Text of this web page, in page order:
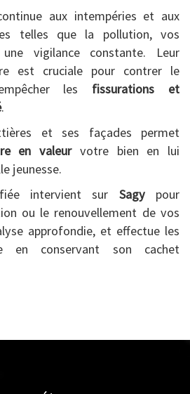
aux intempéries et aux
telles que la pollution, vos
vigilance constante. Leur
est cruciale pour contrer le
les fissurations et
.
et ses façades permet
en valeurvotre bien en lui
jeunesse.
intervient sur Sagypour
ou le renouvellement de vos
approfondie, et effectue les
en conservant son cachet